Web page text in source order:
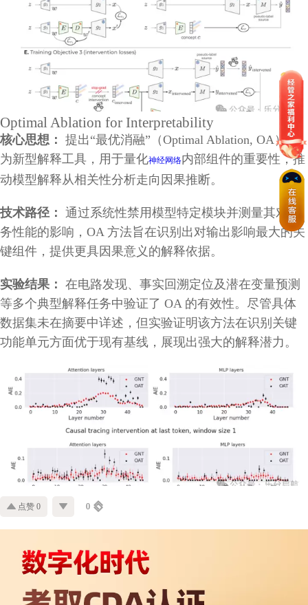
Optimal Ablation for Interpretability
核心思想： 提出“最优消融”（Optimal Ablation, OA）作
为新型解释工具，用于量化神经网络内部组件的重要性，推
动模型解释从相关性分析走向因果推断。
技术路径： 通过系统性禁用模型特定模块并测量其对任
务性能的影响，OA 方法旨在识别出对输出影响最大的关
键组件，提供更具因果意义的解释依据。
实验结果： 在电路发现、事实回溯定位及潜在变量预测
等多个典型解释任务中验证了 OA 的有效性。尽管具体
数据集未在摘要中详述，但实验证明该方法在识别关键
功能单元方面优于现有基线，展现出强大的解释潜力。
点赞 0 0